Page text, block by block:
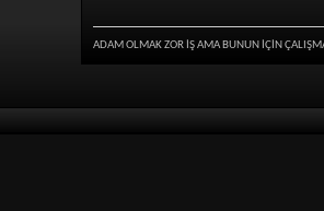
ADAM OLMAK ZOR İŞ AMA BUNUN İÇİN